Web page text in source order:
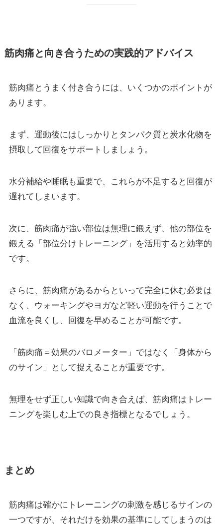
筋肉痛と向き合うための実践的アドバイス
筋肉痛とうまく付き合うには、いくつかのポイントが
あります。
まず、運動後にはしっかりとタンパク質と炭水化物を
摂取して回復をサポートしましょう。
水分補給や睡眠も重要で、これらが不足すると回復が
遅れてしまいます。
次に、筋肉痛が強い部位は無理に鍛えず、他の部位を
鍛える「部位分けトレーニング」を活用すると効率的
です。
さらに、筋肉痛があるからといって完全に休む必要は
なく、ウォーキングやヨガなど軽い運動を行うことで
血流を良くし、回復を早めることが可能です。
「筋肉痛＝効果のバロメーター」ではなく「身体から
のサイン」として捉えることが重要です。
無理をせず正しい知識で向き合えば、筋肉痛はトレー
ニングを楽しむ上での良き指標となるでしょう。
まとめ
筋肉痛は確かにトレーニングの刺激を感じるサインの
一つですが、それだけを効果の基準にしてしまうのは